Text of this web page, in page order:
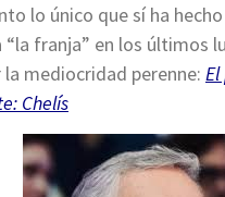
lo único que sí ha
franja” en los últimos
mediocridad perenne:
Chelís